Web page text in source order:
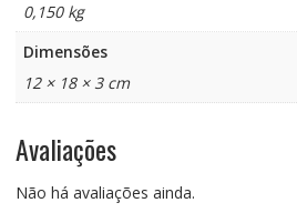
0,150 kg
Dimensões
12 × 18 × 3 cm
Avaliações
Não há avaliações ainda.